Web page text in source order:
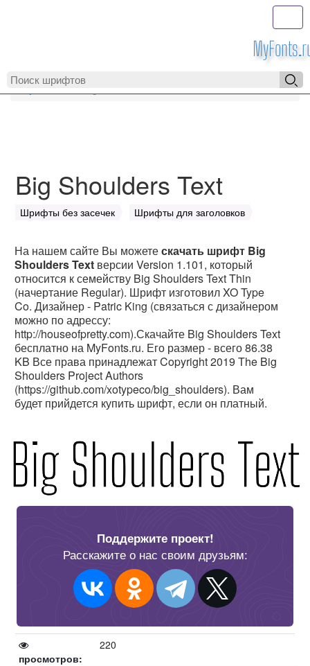
MyFonts.ru
Big Shoulders Text
Шрифты без засечек Шрифты для заголовков
На нашем сайте Вы можетескачать шрифт Big
Shoulders Text версии Version 1.101, который
относится к семейству Big Shoulders Text Thin
(начертание Regular). Шрифт изготовил XO Type
Co. Дизайнер - Patric King (связаться с дизайнером
можно по адрессу:
http://houseofpretty.com).Скачайте Big Shoulders Text
бесплатно на MyFonts.ru. Его размер - всего 86.38
KB Все права принадлежат Copyright 2019 The Big
Shoulders Project Authors
(https://github.com/xotypeco/big_shoulders). Вам
будет прийдется купить шрифт, если он платный.
Поддержите проект!
Расскажите о нас своим друзьям:
просмотров:
220